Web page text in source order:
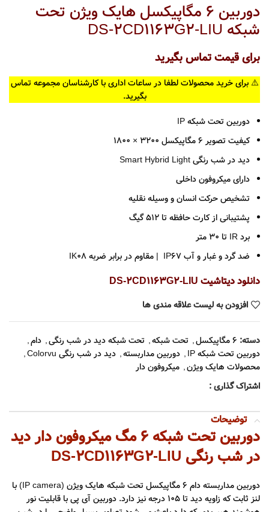
دوربین 6 مگاپیکسل هایک ویژن تحت
شبکه DS-2CD1163G2-LIU
برای قیمت تماس بگیرید
⚠️ برای خرید محصولات لطفا در ساعات اداری با کارشناسان مجموعه تماس
بگیرید.
دوربین تحت شبکه IP
کیفیت تصویر 6 مگاپیکسل 3200 × 1800
دید در شب رنگی Smart Hybrid Light
دارای میکروفون داخلی
تشخیص حرکت انسان و وسیله نقلیه
پشتیبانی از کارت حافظه تا 512 گیگ
برد IR تا 30 متر
ضد گرد و غبار و آب IP67 | مقاوم در برابر ضربه IK08
دانلود دیتاشیت DS-2CD1163G2-LIU
افزودن به لیست علاقه مندی ها
دسته: 6 مگاپیکسل , تحت شبکه, تحت شبکه دید در شب رنگی, دام,
دوربین تحت شبکه IP
, دوربین مداربسته, دید در شب رنگی Colorvu
,
محصولات هایک ویژن, میکروفون دار
اشتراک گذاری :
توضیحات
دوربین تحت شبکه 6 مگ میکروفون دار دید
در شب رنگی DS-2CD1163G2-LIU
دوربین مداربسته دام 6 مگاپیکسل تحت شبکه هایک ویژن (IP camera) با
لنز ثابت که زاویه دید تا 105 درجه نیز دارد. دوربین آی پی با قابلیت نور